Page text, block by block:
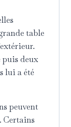
table
puis deux
lui a été
peuvent
Certains